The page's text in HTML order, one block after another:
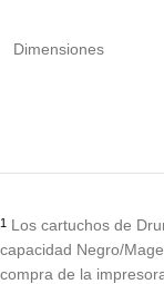
Dimensiones
1
Los cartuchos de
capacidad Negro/
compra de la